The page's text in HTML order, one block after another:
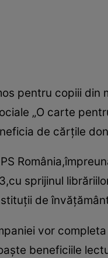
pentru copiii
„O carte
de cărţile
sprijinul
de
vor
beneficiile